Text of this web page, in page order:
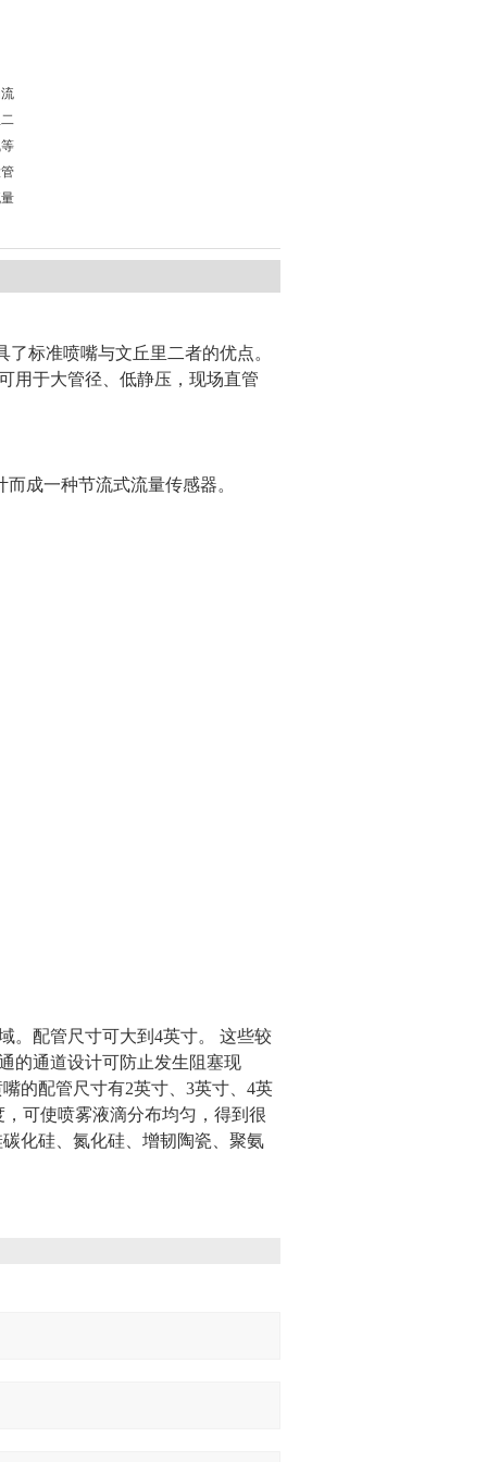
标准喷嘴与文丘里二者的优点。
用于大管径、低静压，现场直管
成一种节流式流量传感器。
。配管尺寸可大到4英寸。 这些较
的通道设计可防止发生阻塞现
的配管尺寸有2英寸、3英寸、4英
可使喷雾液滴分布均匀，得到很
化硅、氮化硅、增韧陶瓷、聚氨